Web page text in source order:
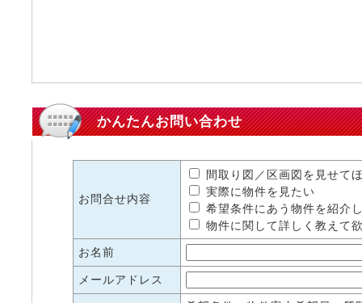
かんたんお問い合わせ
お問合せ内容
間取り図／区画図を見せて
実際に物件を見たい
希望条件にあう物件を紹介
物件に関して詳しく教えて
お名前
メールアドレス